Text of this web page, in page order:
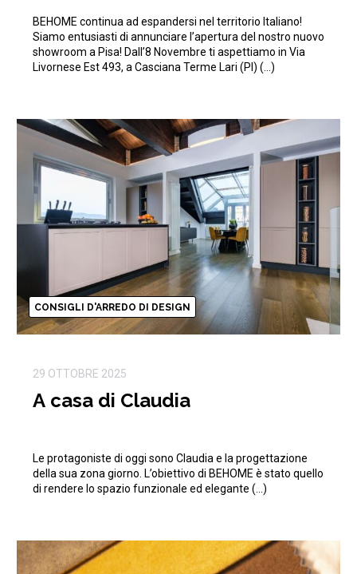
BEHOME continua ad espandersi nel territorio Italiano!
Siamo entusiasti di annunciare l’apertura del nostro nuovo
showroom a Pisa! Dall’8 Novembre ti aspettiamo in Via
Livornese Est 493, a Casciana Terme Lari (PI) (…)
CONSIGLI D'ARREDO DI DESIGN
29 OTTOBRE 2025
A casa di Claudia
Le protagoniste di oggi sono Claudia e la progettazione
della sua zona giorno. L’obiettivo di BEHOME è stato quello
di rendere lo spazio funzionale ed elegante (…)